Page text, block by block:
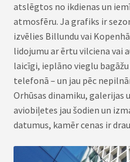
atslēgtos no ikdienas un
atmosfēru. Ja grafiks ir
izvēlies Billundu vai
lidojumu ar ērtu vilciena vai
laicīgi, ieplāno vieglu
telefonā – un jau pēc
Orhūsas dinamiku, galerijas
aviobiļetes jau šodien un
datumus, kamēr cenas ir